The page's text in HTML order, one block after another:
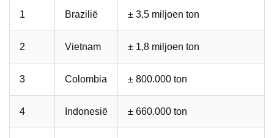
1 Brazilië ± 3,5 miljoen ton
2 Vietnam ± 1,8 miljoen ton
3 Colombia ± 800.000 ton
4 Indonesië ± 660.000 ton